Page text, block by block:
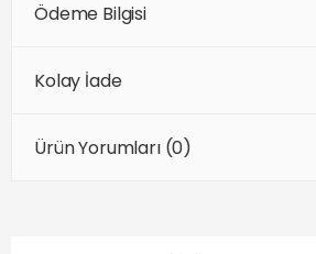
Ödeme Bilgisi
Kolay İade
Ürün Yorumları (0)